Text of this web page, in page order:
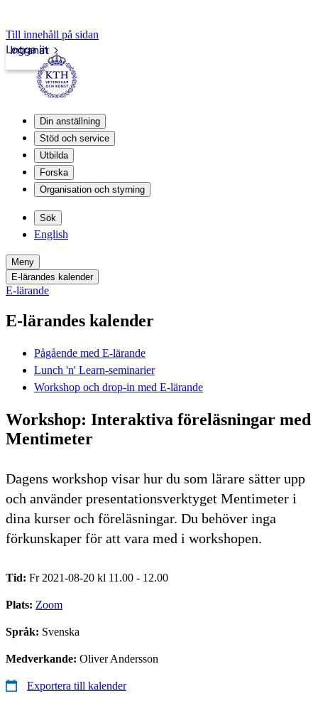
Till innehåll på sidan
Intranät
Logga in
Din anställning
Stöd och service
Utbilda
Forska
Organisation och styrning
Sök
English
Meny
E-lärandes kalender
E-lärande
E-lärandes kalender
Pågående med E-lärande
Lunch 'n' Learn-seminarier
Workshop och drop-in med E-lärande
Workshop: Interaktiva föreläsningar med
Mentimeter
Dagens workshop visar hur du som lärare sätter upp
och använder presentationsverktyget Mentimeter i
dina kurser och föreläsningar. Du behöver inga
förkunskaper för att vara med i workshopen.
Tid: Fr 2021-08-20 kl 11.00 - 12.00
Plats: Zoom
Språk: Svenska
Medverkande: Oliver Andersson
Exportera till kalender